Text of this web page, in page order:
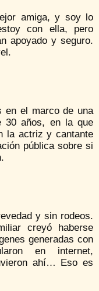
amiga, y soy lo
con ella, pero
apoyado y seguro.
en el marco de una
30 años, en la que
la actriz y cantante
pública sobre si
y sin rodeos.
creyó haberse
generadas con
en internet,
ahí… Eso es